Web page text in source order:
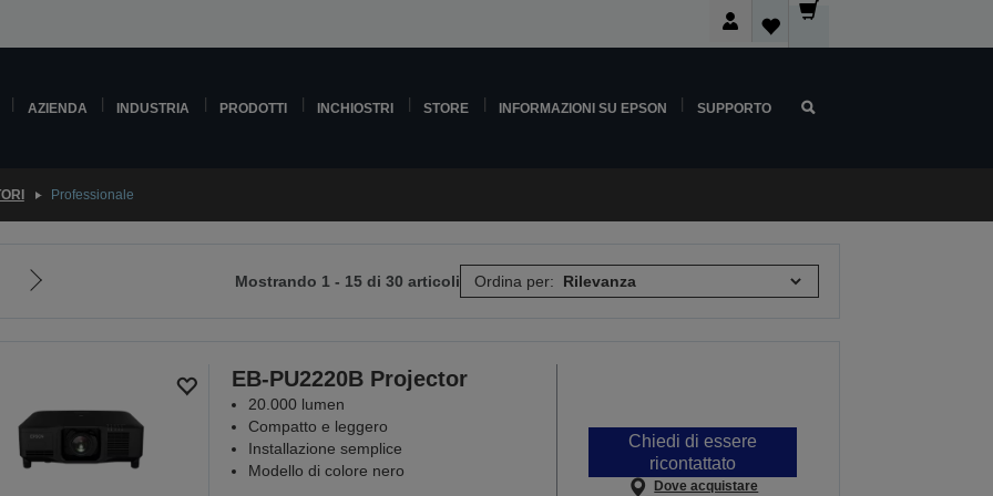
AZIENDA INDUSTRIA PRODOTTI INCHIOSTRI STORE INFORMAZIONI SU EPSON SUPPORTO
Professionale
Vai
Mostrando 1 - 15 di 30 articoli Ordina per:
EB-PU2220B Projector
20.000 lumen
Compatto e leggero
Installazione semplice
Modello di colore nero
Chiedi di essere
ricontattato
Dove acquistare